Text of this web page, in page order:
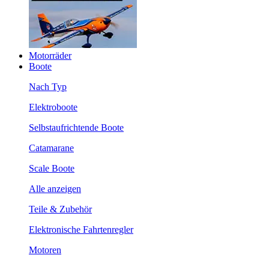
Motorräder
Boote
Nach Typ
Elektroboote
Selbstaufrichtende Boote
Catamarane
Scale Boote
Alle anzeigen
Teile & Zubehör
Elektronische Fahrtenregler
Motoren